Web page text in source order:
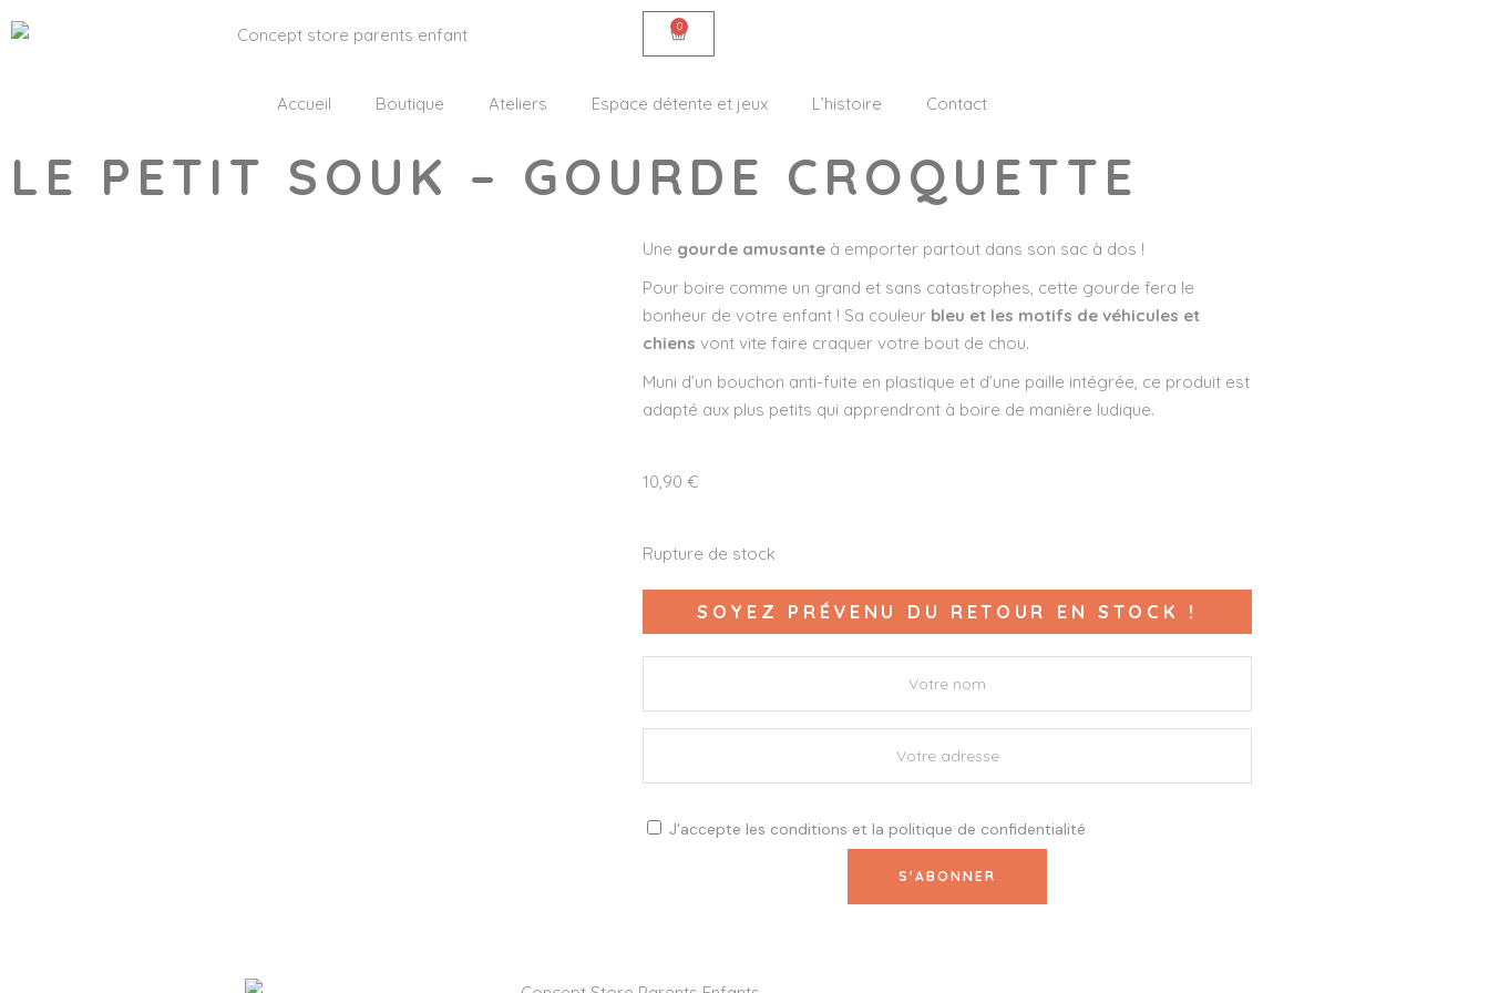
0
Accueil Boutique Ateliers Espace détente et jeux L’histoire Contact
LE PETIT SOUK – GOURDE CROQUETTE
Une gourde amusante à emporter partout dans son sac à dos !
Pour boire comme un grand et sans catastrophes, cette gourde fera le
bonheur de votre enfant ! Sa couleur bleu et les motifs de véhicules et
chiens vont vite faire craquer votre bout de chou.
Muni d’un bouchon anti-fuite en plastique et d’une paille intégrée, ce produit est
adapté aux plus petits qui apprendront à boire de manière ludique.
10,90 €
Rupture de stock
SOYEZ PRÉVENU DU RETOUR EN STOCK !
J'accepte les conditions et la politique de confidentialité